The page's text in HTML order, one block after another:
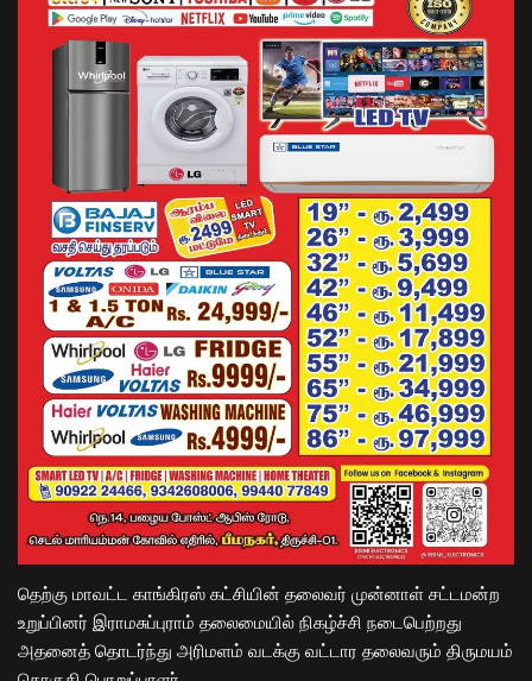
தெற்கு மாவட்ட காங்கிரஸ் கட்சியின் தலைவர் முன்னாள் சட்டமன்ற
உறுப்பினர் இராமசுப்புராம் தலைமையில் நிகழ்ச்சி நடைபெற்றது
அதனைத் தொடர்ந்து அரிமளம் வடக்கு வட்டார தலைவரும் திருமயம்